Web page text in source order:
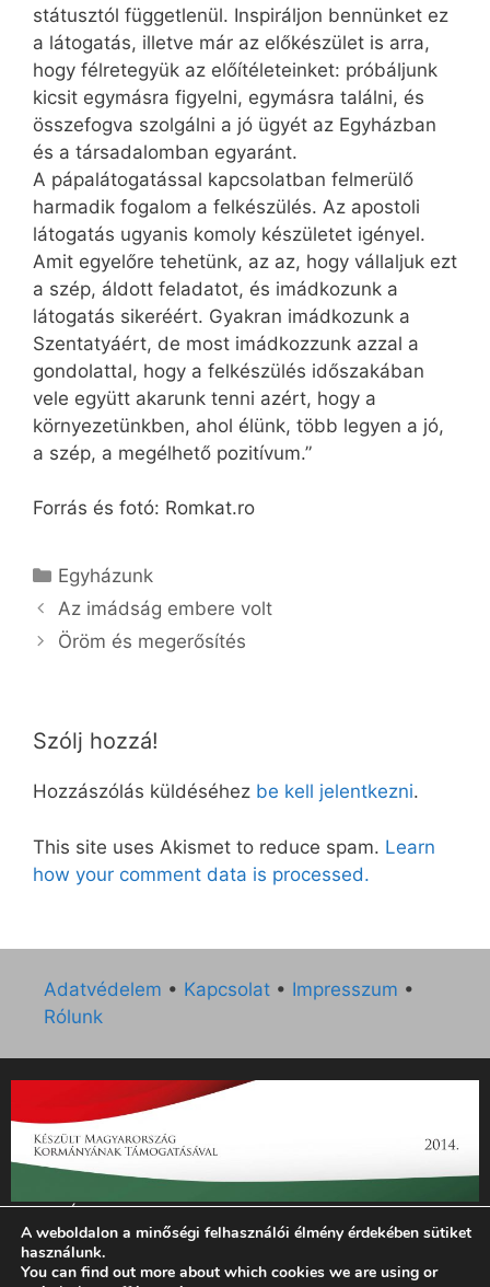
státusztól függetlenül. Inspiráljon bennünket ez
a látogatás, illetve már az előkészület is arra,
hogy félretegyük az előítéleteinket: próbáljunk
kicsit egymásra figyelni, egymásra találni, és
összefogva szolgálni a jó ügyét az Egyházban
és a társadalomban egyaránt.
A pápalátogatással kapcsolatban felmerülő
harmadik fogalom a felkészülés. Az apostoli
látogatás ugyanis komoly készületet igényel.
Amit egyelőre tehetünk, az az, hogy vállaljuk ezt
a szép, áldott feladatot, és imádkozunk a
látogatás sikeréért. Gyakran imádkozunk a
Szentatyáért, de most imádkozzunk azzal a
gondolattal, hogy a felkészülés időszakában
vele együtt akarunk tenni azért, hogy a
környezetünkben, ahol élünk, több legyen a jó,
a szép, a megélhető pozitívum.”
Forrás és fotó: Romkat.ro
Kategória
Egyházunk
Az imádság embere volt
Öröm és megerősítés
Szólj hozzá!
Hozzászólás küldéséhez be kell jelentkezni.
This site uses Akismet to reduce spam. Learn
how your comment data is processed.
Adatvédelem • Kapcsolat • Impresszum •
Rólunk
„Az Új Ember katolikus hetilap 2014. évi működésének
támogatását az EGYH-KCP-14-P-0121 sz. támogatási
szerződés keretében 3 000 000 Ft összegben támogatta az
A weboldalon a minőségi felhasználói élmény érdekében sütiket
használunk.
You can find out more about which cookies we are using or